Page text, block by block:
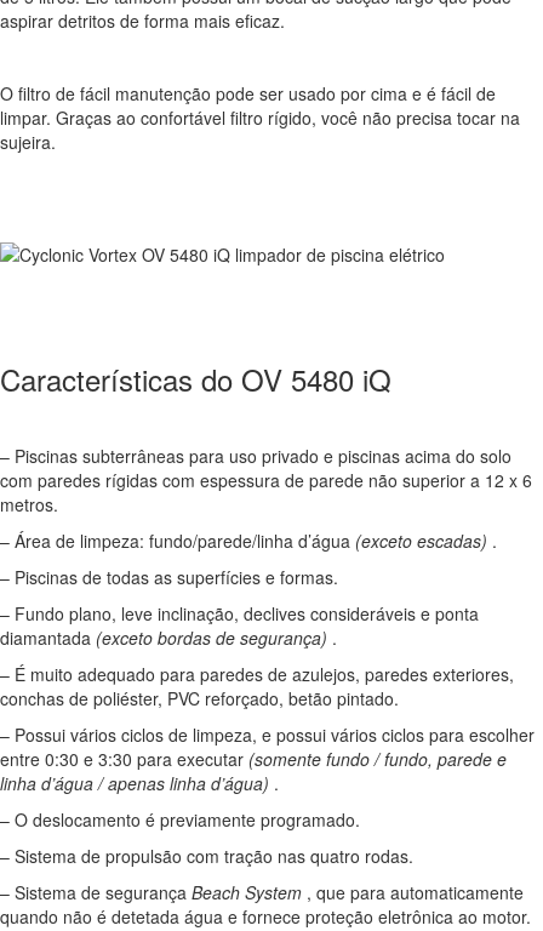
aspirar detritos de forma mais eficaz.
O filtro de fácil manutenção pode ser usado por cima e é fácil de
limpar. Graças ao confortável filtro rígido, você não precisa tocar na
sujeira.
Características do OV 5480 iQ
– Piscinas subterrâneas para uso privado e piscinas acima do solo
com paredes rígidas com espessura de parede não superior a 12 x 6
metros.
– Área de limpeza: fundo/parede/linha d’água (exceto escadas) .
– Piscinas de todas as superfícies e formas.
– Fundo plano, leve inclinação, declives consideráveis ​​e ponta
diamantada (exceto bordas de segurança) .
– É muito adequado para paredes de azulejos, paredes exteriores,
conchas de poliéster, PVC reforçado, betão pintado.
– Possui vários ciclos de limpeza, e possui vários ciclos para escolher
entre 0:30 e 3:30 para executar (somente fundo / fundo, parede e
linha d’água / apenas linha d’água) .
– O deslocamento é previamente programado.
– Sistema de propulsão com tração nas quatro rodas.
– Sistema de segurança Beach System , que para automaticamente
quando não é detetada água e fornece proteção eletrônica ao motor.